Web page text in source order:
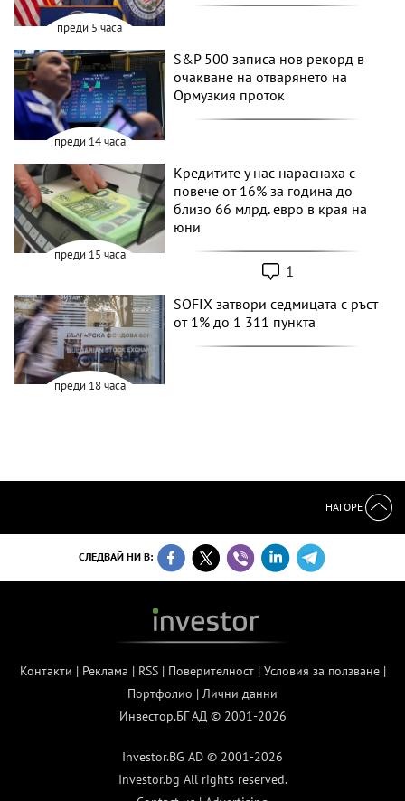
преди 5 часа
преди 14 часа
S&P 500 записа нов рекорд в
очакване на отварянето на
Ормузкия проток
преди 15 часа
Кредитите у нас нараснаха с
повече от 16% за година до
близо 66 млрд. евро в края на
юни
1
преди 18 часа
SOFIX затвори седмицата с ръст
от 1% до 1 311 пункта
НАГОРЕ
СЛЕДВАЙ НИ В:
Контакти | Реклама | RSS| Поверителност| Условия за ползване|
Портфолио | Лични данни
Инвестор.БГ АД © 2001-2026
Investor.BG AD © 2001-2026
Investor.bg All rights reserved.